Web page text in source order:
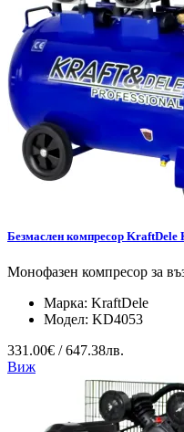
Безмаслен компресор
Монофазен компресор за
Марка: KraftDele
Модел: KD4053
331.00€ / 647.38лв.
Виж